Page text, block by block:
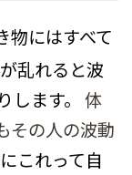
物にはすべて
乱れると波
ます。 体
その人の波動
これって自